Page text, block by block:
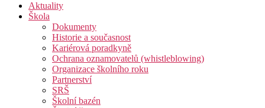
Aktuality
Škola
Dokumenty
Historie a současnost
Kariérová poradkyně
Ochrana oznamovatelů (whistleblowing)
Organizace školního roku
Partnerství
SRŠ
Školní bazén